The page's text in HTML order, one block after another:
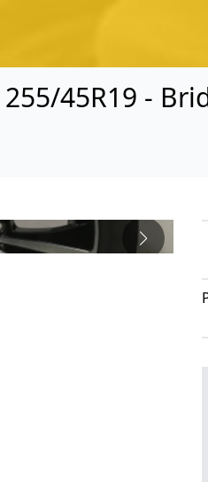
45R19 -